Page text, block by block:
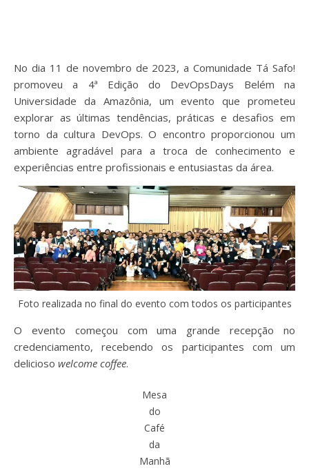
No dia 11 de novembro de 2023, a Comunidade Tá Safo!
promoveu a 4ª Edição do DevOpsDays Belém na
Universidade da Amazônia, um evento que prometeu
explorar as últimas tendências, práticas e desafios em
torno da cultura DevOps. O encontro proporcionou um
ambiente agradável para a troca de conhecimento e
experiências entre profissionais e entusiastas da área.
Foto realizada no final do evento com todos os participantes
O evento começou com uma grande recepção no
credenciamento, recebendo os participantes com um
delicioso welcome coffee.
Mesa
do
Café
da
Manhã